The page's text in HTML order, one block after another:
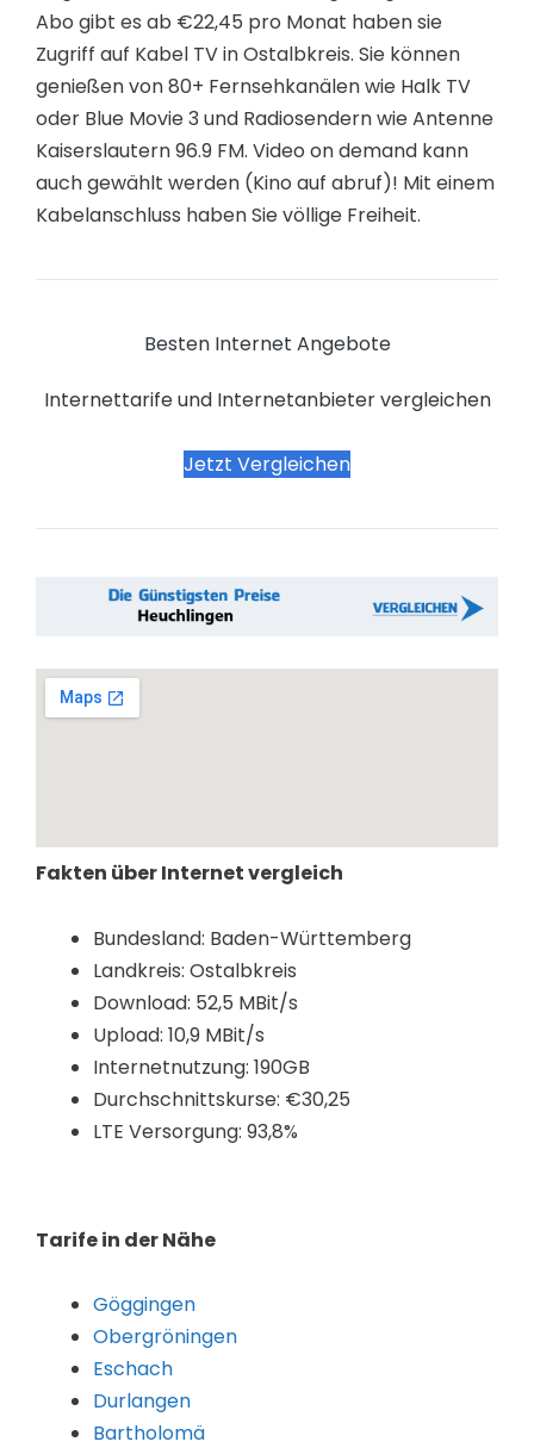
Abo gibt es ab €22,45 pro Monat haben sie
Zugriff auf Kabel TV in Ostalbkreis. Sie können
genießen von 80+ Fernsehkanälen wie Halk TV
oder Blue Movie 3 und Radiosendern wie Antenne
Kaiserslautern 96.9 FM. Video on demand kann
auch gewählt werden (Kino auf abruf)! Mit einem
Kabelanschluss haben Sie völlige Freiheit.
Besten Internet Angebote
Internettarife und Internetanbieter vergleichen
Jetzt Vergleichen
Fakten über Internet vergleich
Bundesland: Baden-Württemberg
Landkreis: Ostalbkreis
Download: 52,5 MBit/s
Upload: 10,9 MBit/s
Internetnutzung: 190GB
Durchschnittskurse: €30,25
LTE Versorgung: 93,8%
Tarife in der Nähe
Göggingen
Obergröningen
Eschach
Durlangen
Bartholomä